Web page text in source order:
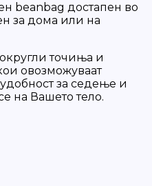
beanbag достапен во
за дома или на
точиња и
овозможуваат
за седење и
на Вашето тело.